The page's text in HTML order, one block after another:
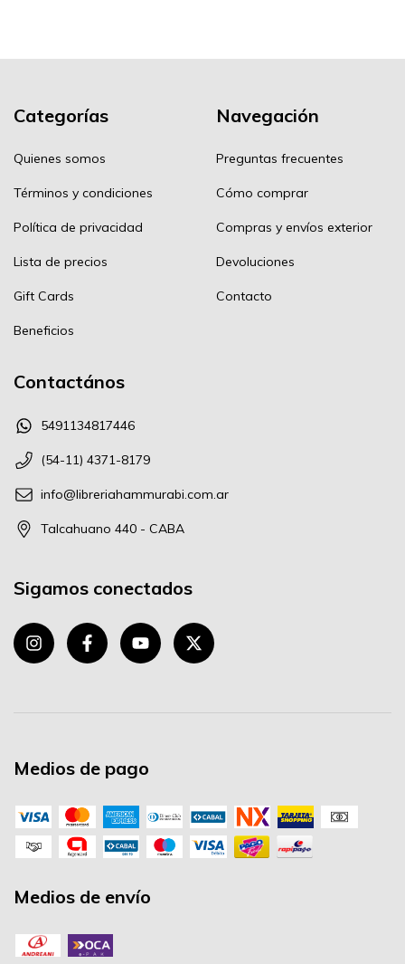
Categorías
Quienes somos
Términos y condiciones
Política de privacidad
Lista de precios
Gift Cards
Beneficios
Navegación
Preguntas frecuentes
Cómo comprar
Compras y envíos exterior
Devoluciones
Contacto
Contactános
5491134817446
(54-11) 4371-8179
info@libreriahammurabi.com.ar
Talcahuano 440 - CABA
Sigamos conectados
Medios de pago
Medios de envío